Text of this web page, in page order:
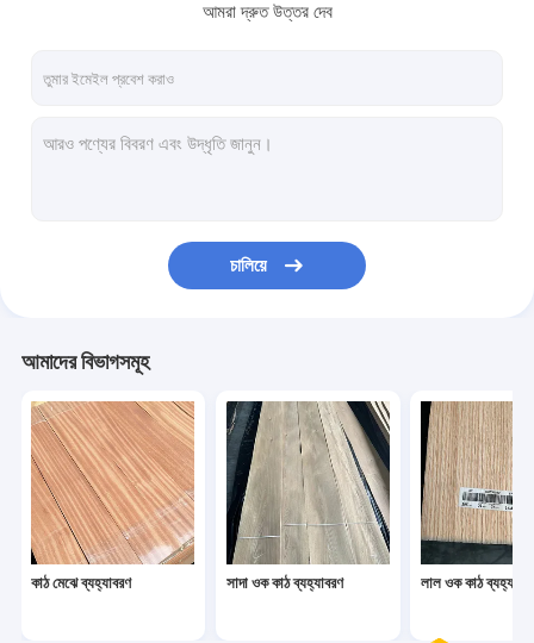
রঙ্গিন কাঠ ব্যহ্যাবরণ
বহিরাগত কাঠ ব্যহ্যাবরণ
আমরা দ্রুত উত্তর দেব
চালিয়ে
আমাদের বিভাগসমূহ
কাঠ মেঝে ব্যহ্যাবরণ সাদা ওক কাঠ ব্যহ্যাবরণ লাল ওক কাঠ